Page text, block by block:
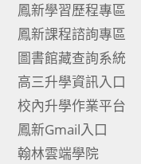
鳳新學習歷程專區
鳳新課程諮詢專區
圖書館藏查詢系統
高三升學資訊入口
校內升學作業平台
鳳新Gmail入口
翰林雲端學院